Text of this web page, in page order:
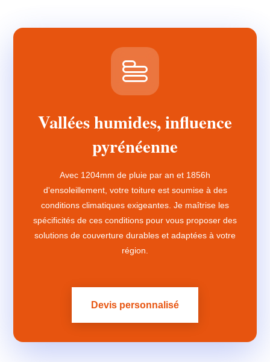
Vallées humides, influence
pyrénéenne
Avec 1204mm de pluie par an et 1856h
d'ensoleillement, votre toiture est soumise à des
conditions climatiques exigeantes. Je maîtrise les
spécificités de ces conditions pour vous proposer des
solutions de couverture durables et adaptées à votre
région.
Devis personnalisé